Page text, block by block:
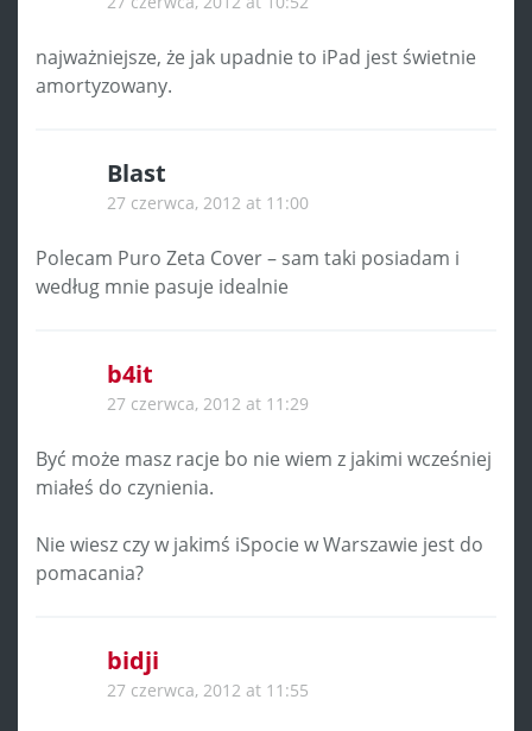
najważniejsze, że jak upadnie to iPad jest świetnie
amortyzowany.
Blast
27 czerwca, 2012 at 11:00
Polecam Puro Zeta Cover – sam taki posiadam i
według mnie pasuje idealnie
b4it
27 czerwca, 2012 at 11:29
Być może masz racje bo nie wiem z jakimi wcześniej
miałeś do czynienia.
Nie wiesz czy w jakimś iSpocie w Warszawie jest do
pomacania?
bidji
27 czerwca, 2012 at 11:55